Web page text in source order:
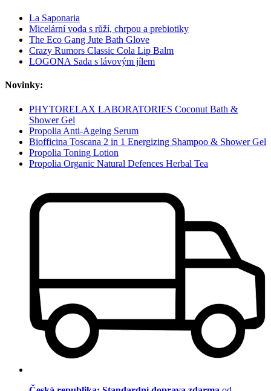
La Saponaria
Micelární voda s růží, chrpou a prebiotiky
The Eco Gang Jute Bath Glove
Crazy Rumors Classic Cola Lip Balm
LOGONA Sada s lávovým jílem
Novinky:
PHYTORELAX LABORATORIES Coconut Bath &
Shower Gel
Propolia Anti-Ageing Serum
Biofficina Toscana 2 in 1 Energizing Shampoo & Shower Gel
Propolia Toning Lotion
Propolia Organic Natural Defences Herbal Tea